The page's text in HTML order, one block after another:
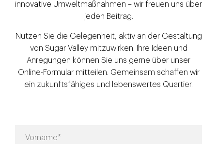
innovative Umweltmaßnahmen – wir freuen uns über
jeden Beitrag.
Nutzen Sie die Gelegenheit, aktiv an der Gestaltung
von Sugar Valley mitzuwirken. Ihre Ideen und
Anregungen können Sie uns gerne über unser
Online-Formular mitteilen. Gemeinsam schaffen wir
ein zukunftsfähiges und lebenswertes Quartier.